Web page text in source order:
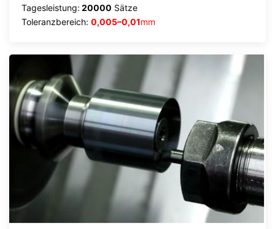
Tagesleistung: 20000 Sätze
Toleranzbereich: 0,005–0,01mm